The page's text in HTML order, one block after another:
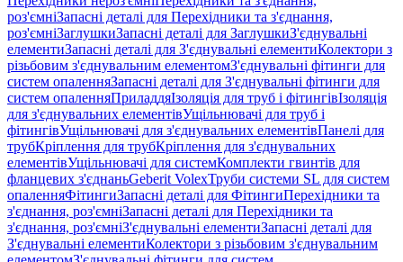
роз'ємніЗапасні деталі для Перехідники та з'єднання,
роз'ємніЗаглушкиЗапасні деталі для ЗаглушкиЗ'єднувальні
елементиЗапасні деталі для З'єднувальні елементиКолектори з
різьбовим з'єднувальним елементомЗ'єднувальні фітинги для
систем опаленняЗапасні деталі для З'єднувальні фітинги для
систем опаленняПриладдяІзоляція для труб і фітингівІзоляція
для з'єднувальних елементівУщільнювачі для труб і
фітингівУщільнювачі для з'єднувальних елементівПанелі для
трубКріплення для трубКріплення для з'єднувальних
елементівУщільнювачі для системКомплекти гвинтів для
фланцевих з'єднаньGeberit VolexТруби системи SL для систем
опаленняФітингиЗапасні деталі для ФітингиПерехідники та
з'єднання, роз'ємніЗапасні деталі для Перехідники та
з'єднання, роз'ємніЗ'єднувальні елементиЗапасні деталі для
З'єднувальні елементиКолектори з різьбовим з'єднувальним